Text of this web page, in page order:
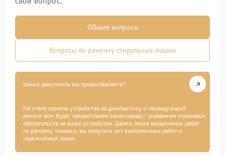
Общие вопросы
Вопросы по ремонту стиральных машин
Какие документы вы предоставляете?
На этапе приема устройства на диагностику и последующий
ремонт вам будет предоставлен заказ-наряд с указанием страховых
обязательств на ваше устройство. Далее, после выполнения работ
по ремонту техники, вы получите акт выполненных работ и
гарантийный талон.